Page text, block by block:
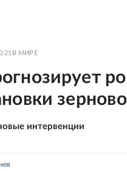
В МИРЕ
интервенции